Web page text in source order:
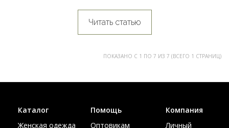
Читать статью
ПОКАЗАНО С 1 ПО 7 ИЗ 7 (ВСЕГО 1 СТРАНИЦ)
Каталог
Женская одежда
Помощь
Оптовикам
Компания
Личный